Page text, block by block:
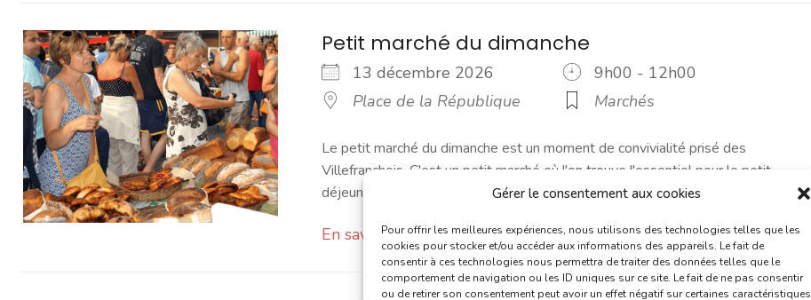
Gérer le consentement aux cookies
Pour offrir les meilleures expériences, nous utilisons des technologies telles que les
cookies pour stocker et/ou accéder aux informations des appareils. Le fait de
consentir à ces technologies nous permettra de traiter des données telles que le
comportement de navigation ou les ID uniques sur ce site. Le fait de ne pas consentir
ou de retirer son consentement peut avoir un effet négatif sur certaines caractéristiques
Petit marché du dimanche
13 décembre 2026
9h00 - 12h00
Place de la République
Marchés
Le petit marché du dimanche est un moment de convivialité prisé des
Villefranchois. C'est un petit marché où l'on trouve l'essentiel pour le petit
déjeuner [...]
En savoir plus